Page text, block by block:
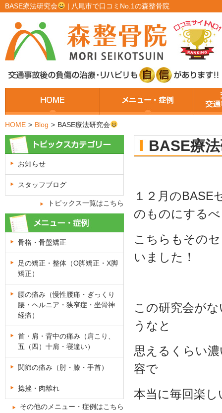
BASE療法研究会 | 八尾市で口コミNo.1の森整骨院
HOME > Blog > BASE療法研究会
BASE療
１２月のBASE
のものにする
こちらもその
いました！
この研究会が
うなと
思えるくらい
容で
本当に毎回楽
お知らせ
スタッフブログ
トピックス一覧はこちら
骨格・骨盤矯正
足の矯正・整体（O脚矯正・X脚
矯正）
腰の痛み（慢性腰痛・ぎっくり
腰・ヘルニア・狭窄症・坐骨神
経痛）
首・肩・背中の痛み（肩こり、
五（四）十肩・寝違い）
関節の痛み（肘・膝・手首）
捻挫・肉離れ
その他のメニュー・症例はこちら